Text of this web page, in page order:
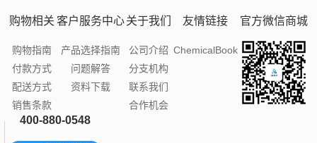
购物相关
购物指南
付款方式
配送方式
销售条款
客户服务中心
产品选择指南
问题解答
资料下载
关于我们
公司介绍
分支机构
联系我们
合作机会
友情链接
ChemicalBook
官方微信商城
400-880-0548